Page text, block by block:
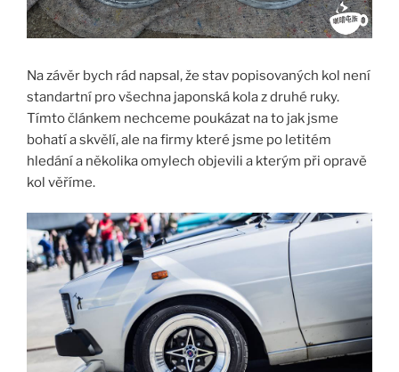
Na závěr bych rád napsal, že stav popisovaných kol není
standartní pro všechna japonská kola z druhé ruky.
Tímto článkem nechceme poukázat na to jak jsme
bohatí a skvělí, ale na firmy které jsme po letitém
hledání a několika omylech objevili a kterým při opravě
kol věříme.